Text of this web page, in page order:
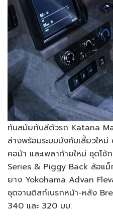
ทันสมัยกับสีตัวรถ Katana
ล่างพร้อมระบบบังคับเลี้ยวใ
คอม้า และเพลาท้ายใหม่ ชุดโ
Series & Piggy Back ล้อแ
ยาง Yokohama Advan
ชุดจานดิสก์เบรกหน้า-หลัง
340 และ 320 มม.